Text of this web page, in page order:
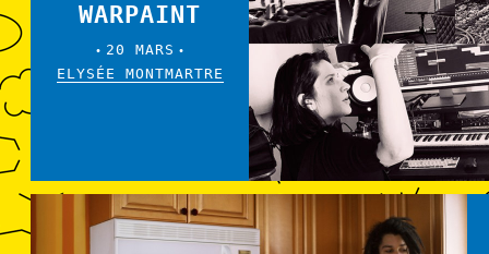
WARPAINT
• 20 MARS •
ELYSÉE MONTMARTRE